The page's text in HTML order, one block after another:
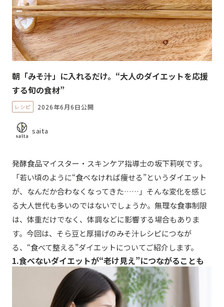
朝「みそ汁」に入れるだけ。“大人のダイエットを応援
する旬の食材”
レシピ 2026年6月6日公開
saita
発酵食品マイスター・スキンケア指導士の坂下莉咲です。
「若い頃のように“食べなければ痩せる”というダイエット
が、なんだか合わなくなってきた……」そんな変化を感じ
る大人世代も多いのではないでしょうか。無理な食事制限
は、体重だけでなく、体調などに影響する場合もありま
す。今回は、そら豆と厚揚げのみそ汁レシピにつなが
る、“食べて整える”ダイエットについてご紹介します。
1.食べないダイエットが“老け見え”につながることも